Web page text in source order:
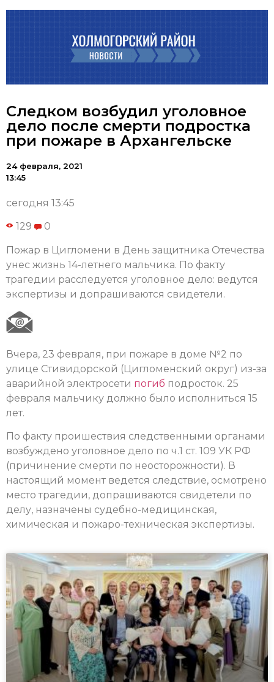
Следком возбудил уголовное
дело после смерти подростка
при пожаре в Архангельске
24 февраля, 2021
13:45
сегодня 13:45
129 0
Пожар в Цигломени в День защитника Отечества
унес жизнь 14-летнего мальчика. По факту
трагедии расследуется уголовное дело: ведутся
экспертизы и допрашиваются свидетели.
Вчера, 23 февраля, при пожаре в доме №2 по
улице Стивидорской (Цигломенский округ) из-за
аварийной электросети погиб подросток. 25
февраля мальчику должно было исполниться 15
лет.
По факту проишествия следственными органами
возбуждено уголовное дело по ч.1 ст. 109 УК РФ
(причинение смерти по неосторожности). В
настоящий момент ведется следствие, осмотрено
место трагедии, допрашиваются свидетели по
делу, назначены судебно-медицинская,
химическая и пожаро-техническая экспертизы.